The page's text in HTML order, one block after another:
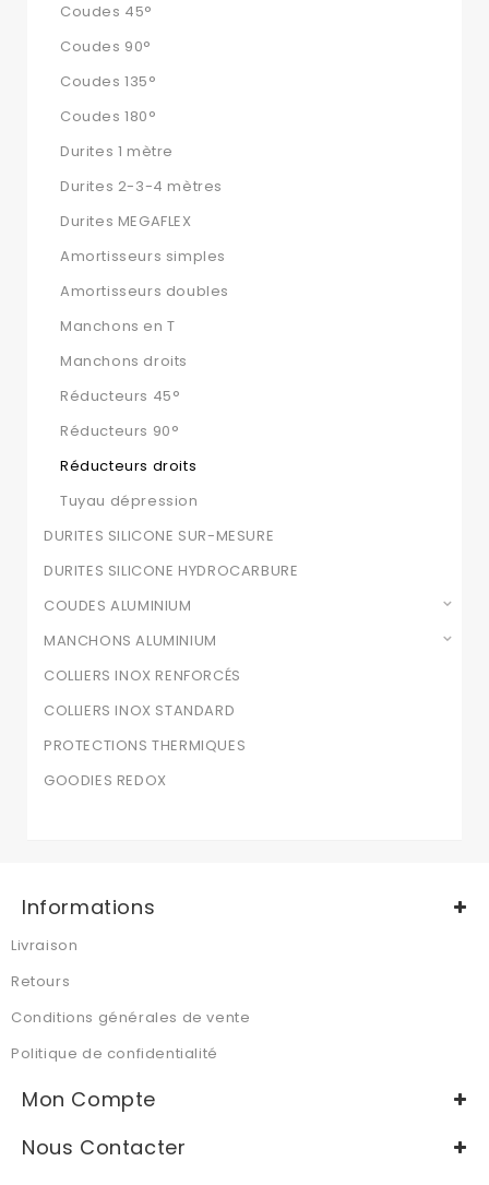
Coudes 45°
Coudes 90°
Coudes 135°
Coudes 180°
Durites 1 mètre
Durites 2-3-4 mètres
Durites MEGAFLEX
Amortisseurs simples
Amortisseurs doubles
Manchons en T
Manchons droits
Réducteurs 45°
Réducteurs 90°
Réducteurs droits
Tuyau dépression
DURITES SILICONE SUR-MESURE
DURITES SILICONE HYDROCARBURE
COUDES ALUMINIUM
MANCHONS ALUMINIUM
COLLIERS INOX RENFORCÉS
COLLIERS INOX STANDARD
PROTECTIONS THERMIQUES
GOODIES REDOX
Informations
Livraison
Retours
Conditions générales de vente
Politique de confidentialité
Mon Compte
Nous Contacter